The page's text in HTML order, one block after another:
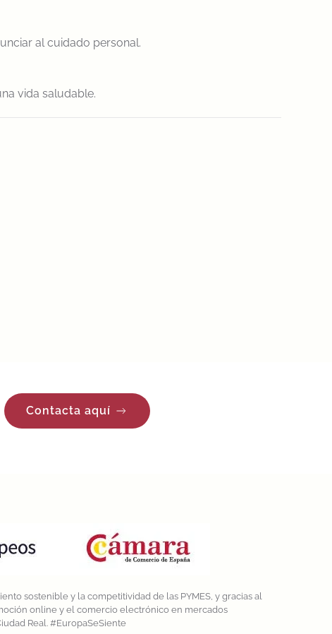
al cuidado personal.
vida saludable.
Contacta aquí
sostenible y la competitividad de las PYMES, y gracias al
online y el comercio electrónico en mercados
Real. #EuropaSeSiente